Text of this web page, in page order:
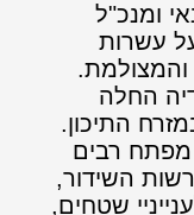
ומנכ"ל
עשרות
והמצולמת.
החלה
התיכון.
מפתח רבים
השידור,
שטחים,